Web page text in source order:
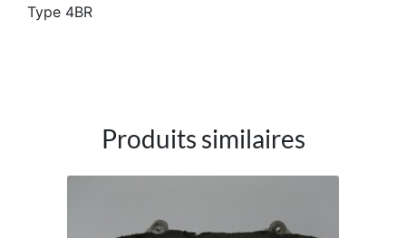
Type 4BR
Produits similaires